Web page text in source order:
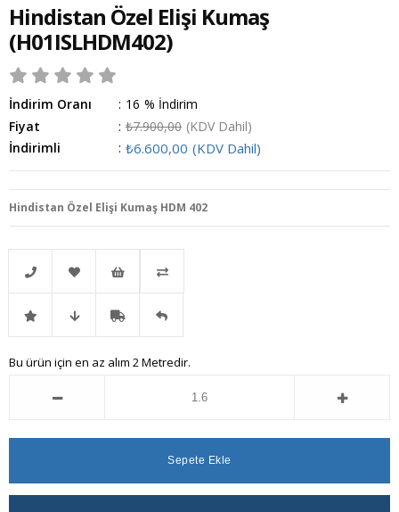
Hindistan Özel Elişi Kumaş
(H01ISLHDM402)
İndirim Oranı : %
16
İndirim
Fiyat
: ₺7.900,00 (KDV Dahil)
İndirimli
: ₺6.600,00 (KDV Dahil)
Hindistan Özel Elişi Kumaş HDM 402
Telefonla
Sipariş
Favorilere
Ekle
İstek
Listeme
Karşılaştır
İndirimli Fiyat
Ver
Kargo Gelince
Bu ürün için en az alım 2 Metredir.